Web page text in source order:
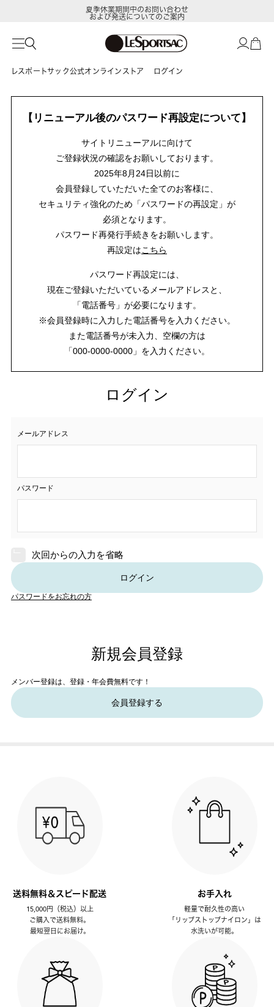
夏季休業期間中のお問い合わせ
および発送についてのご案内
レスポートサック公式オンラインストア ログイン
【リニューアル後のパスワード再設定について】
サイトリニューアルに向けて
ご登録状況の確認をお願いしております。
2025年8月24日以前に
会員登録していただいた全てのお客様に、
セキュリティ強化のため「パスワードの再設定」が
必須となります。
パスワード再発行手続きをお願いします。
再設定はこちら
パスワード再設定には、
現在ご登録いただいているメールアドレスと、
「電話番号」が必要になります。
※会員登録時に入力した電話番号を入力ください。
また電話番号が未入力、空欄の方は
「000-0000-0000」を入力ください。
ログイン
メールアドレス
パスワード
次回からの入力を省略
ログイン
パスワードをお忘れの方
新規会員登録
メンバー登録は、登録・年会費無料です！
会員登録する
送料無料＆スピード配送
15,000円（税込）以上
ご購入で送料無料。
最短翌日にお届け。
お手入れ
軽量で耐久性の高い
「リップストップナイロン」は
水洗いが可能。